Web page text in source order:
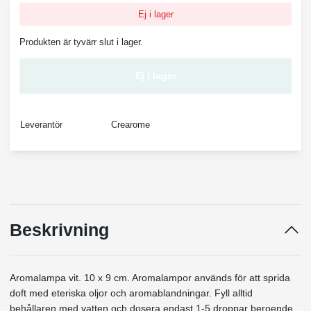
Ej i lager
Produkten är tyvärr slut i lager.
Leverantör Crearome
Beskrivning
Aromalampa vit. 10 x 9 cm. Aromalampor används för att sprida
doft med eteriska oljor och aromablandningar. Fyll alltid
behållaren med vatten och dosera endast 1-5 droppar beroende